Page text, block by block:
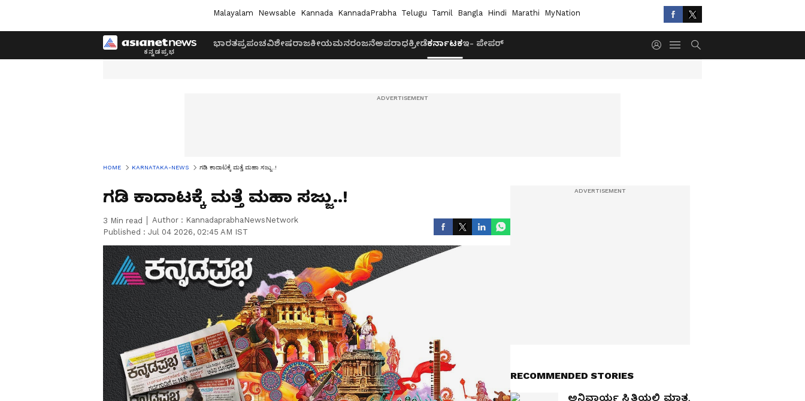
Malayalam Newsable Kannada KannadaPrabha Telugu Tamil Bangla Hindi Marathi MyNation
ಭಾರತಪ್ರಪಂಚವಿಶೇಷರಾಜಕೀಯಮನರಂಜನೆಅಪರಾಧಕ್ರೀಡೆಕರ್ನಾಟಕಇ- ಪೇಪರ್
HOME KARNATAKA-NEWS ಗಡಿ ಕಾದಾಟಕ್ಕೆ ಮತ್ತೆ ಮಹಾ ಸಜ್ಜು..!
ಗಡಿ ಕಾದಾಟಕ್ಕೆ ಮತ್ತೆ ಮಹಾ ಸಜ್ಜು..!
3 Min read Author : KannadaprabhaNewsNetwork
Published : Jul 04 2026, 02:45 AM IST
RECOMMENDED STORIES
ಅನಿವಾರ್ಯ ಸ್ಥಿತಿಯಲ್ಲಿ ಮಾತ್ರ